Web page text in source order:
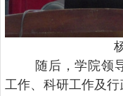
随后，学院领
工作、科研工作及